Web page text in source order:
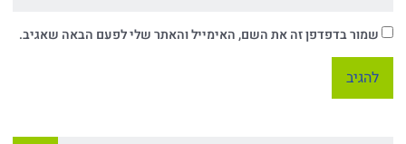
שמור בדפדפן זה את השם, האימייל והאתר שלי לפעם הבאה שאגיב.